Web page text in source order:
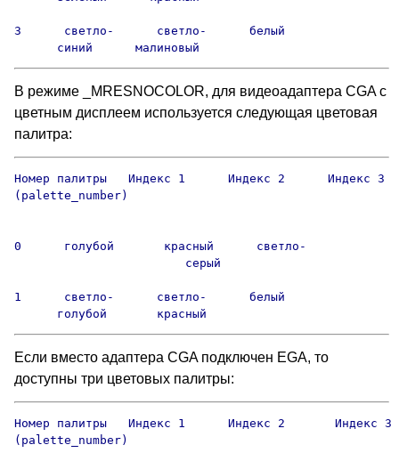
3      светло-      светло-      белый
      синий      малиновый
В режиме _MRESNOCOLOR, для видеоадаптера CGA с
цветным дисплеем используется следующая цветовая
палитра:
Номер палитры   Индекс 1      Индекс 2      Индекс 3
(palette_number)
0      голубой       красный      светло-
                        серый
1      светло-      светло-      белый
      голубой       красный
Если вместо адаптера CGA подключен EGA, то
доступны три цветовых палитры:
Номер палитры   Индекс 1      Индекс 2       Индекс 3
(palette_number)